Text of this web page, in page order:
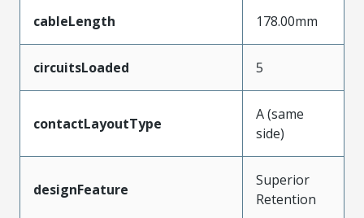
cableLength 178.00mm
circuitsLoaded 5
contactLayoutType
A (same
side)
designFeature
Superior
Retention